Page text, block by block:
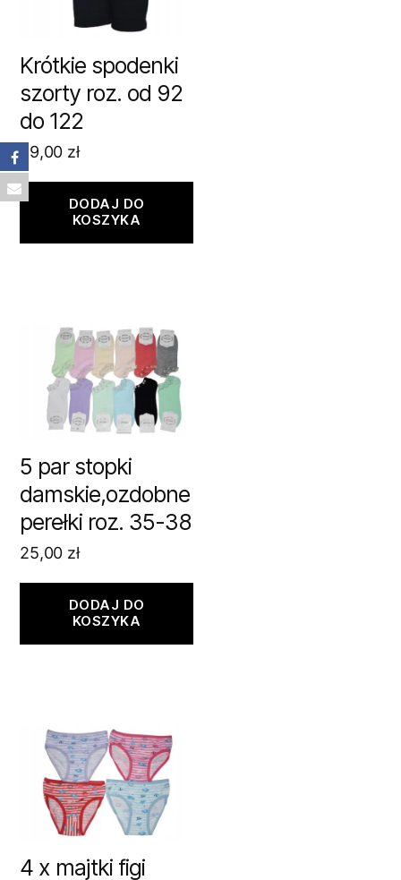
Krótkie spodenki
szorty roz. od 92
do 122
29,00 zł
DODAJ DO
KOSZYKA
5 par stopki
damskie,ozdobne
perełki roz. 35-38
25,00 zł
DODAJ DO
KOSZYKA
4 x majtki figi